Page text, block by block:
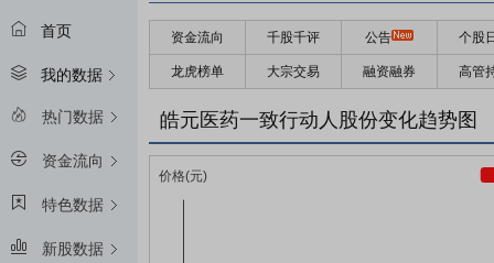
首页
我的数据
热门数据
资金流向
特色数据
新股数据
资金流向 千股千评 公告 个股
龙虎榜单 大宗交易 融资融券 高管
皓元医药一致行动人股份变化趋势图